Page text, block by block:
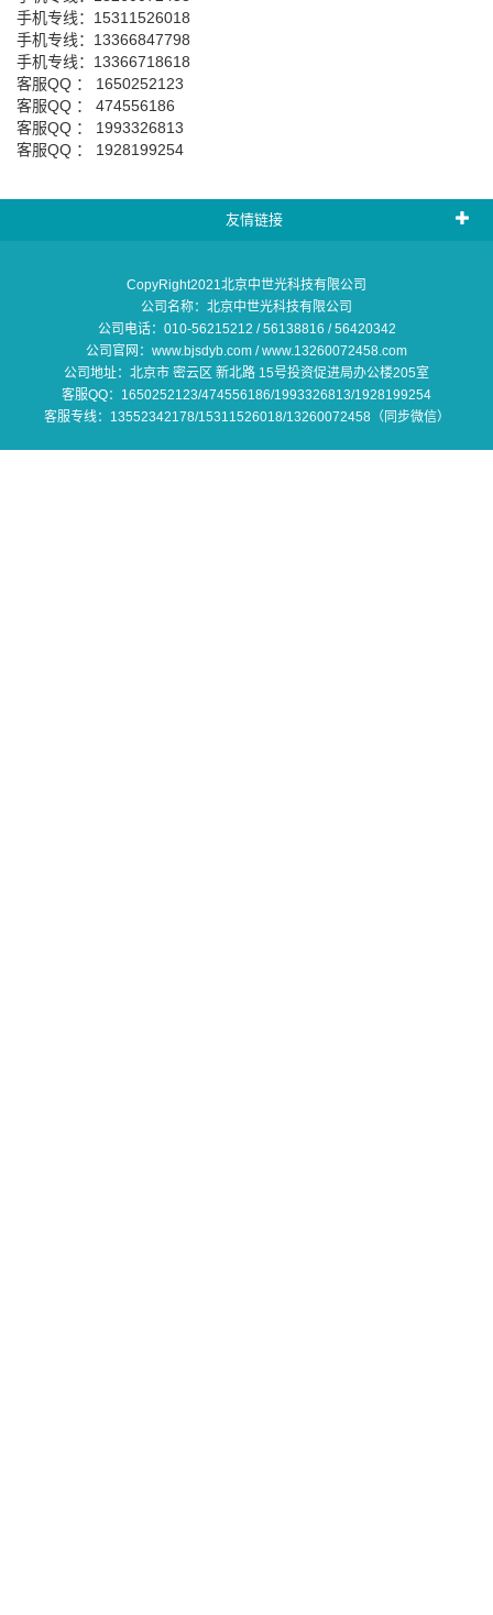
手机专线：15311526018
手机专线：13366847798
手机专线：13366718618
客服QQ ： 1650252123
客服QQ ： 474556186
客服QQ ： 1993326813
客服QQ ： 1928199254
友情链接
CopyRight2021北京中世光科技有限公司
公司名称：北京中世光科技有限公司
公司电话：010-56215212 / 56138816 / 56420342
公司官网：www.bjsdyb.com / www.13260072458.com
公司地址：北京市 密云区 新北路 15号投资促进局办公楼205室
客服QQ：1650252123/474556186/1993326813/1928199254
客服专线：13552342178/15311526018/13260072458（同步微信）